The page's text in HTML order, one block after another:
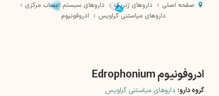
صفحه اصلی داروهای ژنریک
داروهای سیستم اعصاب مرکزی
داروهای میاستنی گراویس
ادروفونیوم
ادروفونیوم Edrophonium
گروه دارو: داروهای میاستنی گراویس